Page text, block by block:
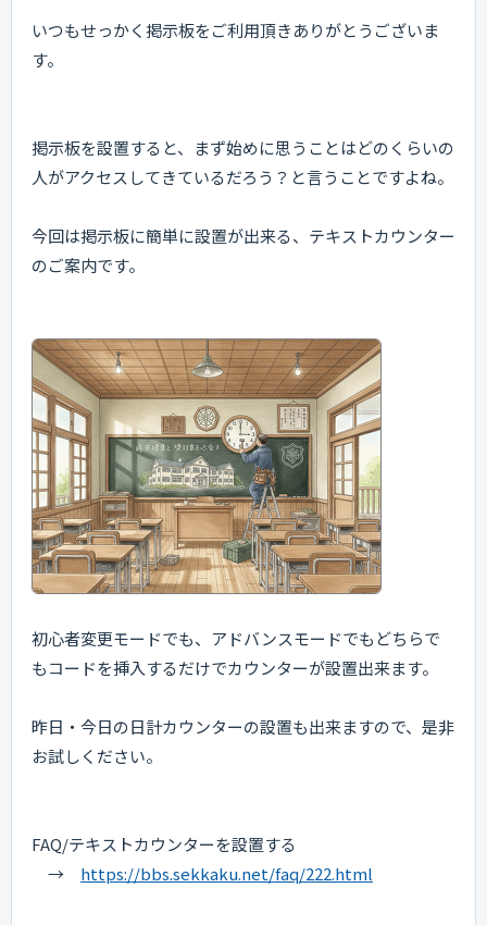
いつもせっかく掲示板をご利用頂きありがとうございま
す。
掲示板を設置すると、まず始めに思うことはどのくらいの
人がアクセスしてきているだろう？と言うことですよね。
今回は掲示板に簡単に設置が出来る、テキストカウンター
のご案内です。
初心者変更モードでも、アドバンスモードでもどちらで
もコードを挿入するだけでカウンターが設置出来ます。
昨日・今日の日計カウンターの設置も出来ますので、是非
お試しください。
FAQ/テキストカウンターを設置する
→ https://bbs.sekkaku.net/faq/222.html